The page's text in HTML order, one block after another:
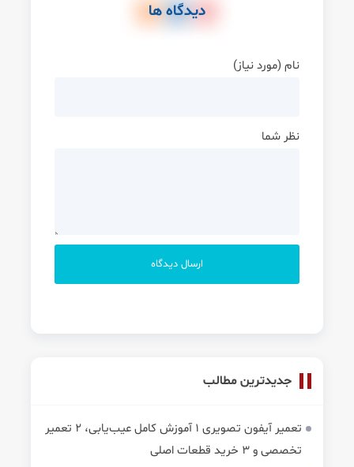
دیدگاه ها
نام (مورد نیاز)
نظر شما
جدیدترین مطالب
تعمیر آیفون تصویری 1 آموزش کامل عیب‌یابی، 2 تعمیر
تخصصی و 3 خرید قطعات اصلی